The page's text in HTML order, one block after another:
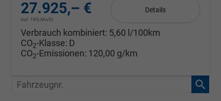
27.925,– €
incl. 19% MwSt.
Details
Verbrauch kombiniert: 5,60 l/100km
CO2-Klasse: D
CO2-Emissionen: 120,00 g/km
Fahrzeugnr.